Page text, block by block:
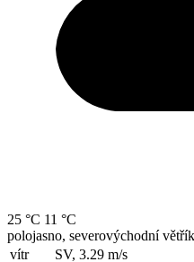
25 °C 11 °C
polojasno, severovýchodní větřík
vítr
SV, 3.29 m/s